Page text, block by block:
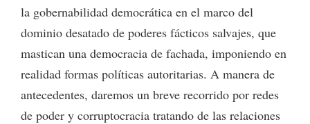
la gobernabilidad democrática en el marco del
dominio desatado de poderes fácticos salvajes, que
mastican una democracia de fachada, imponiendo en
realidad formas políticas autoritarias. A manera de
antecedentes, daremos un breve recorrido por redes
de poder y corruptocracia tratando de las relaciones